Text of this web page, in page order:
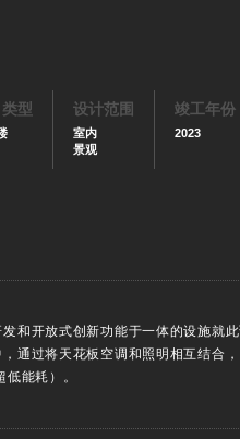
型 设计范围
室内
景观
竣工年份
2023
和开放式创新功能于一体的设施就
通过将天花板空调和照明相互结合
能耗）。